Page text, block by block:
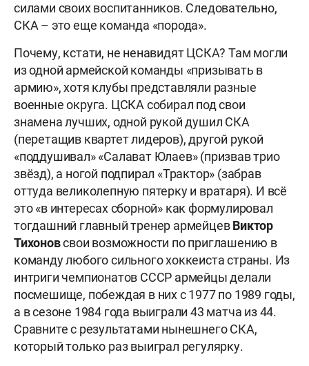
силами своих воспитанников. Следовательно,
СКА – это еще команда «порода».
Почему, кстати, не ненавидят ЦСКА? Там могли
из одной армейской команды «призывать в
армию», хотя клубы представляли разные
военные округа. ЦСКА собирал под свои
знамена лучших, одной рукой душил СКА
(перетащив квартет лидеров), другой рукой
«поддушивал» «Салават Юлаев» (призвав трио
звёзд), а ногой подпирал «Трактор» (забрав
оттуда великолепную пятерку и вратаря). И всё
это «в интересах сборной» как формулировал
тогдашний главный тренер армейцевВиктор
Тихоновсвои возможности по приглашению в
команду любого сильного хоккеиста страны. Из
интриги чемпионатов СССР армейцы делали
посмешище, побеждая в них с 1977 по 1989 годы,
а в сезоне 1984 года выиграли 43 матча из 44.
Сравните с результатами нынешнего СКА,
который только раз выиграл регулярку.